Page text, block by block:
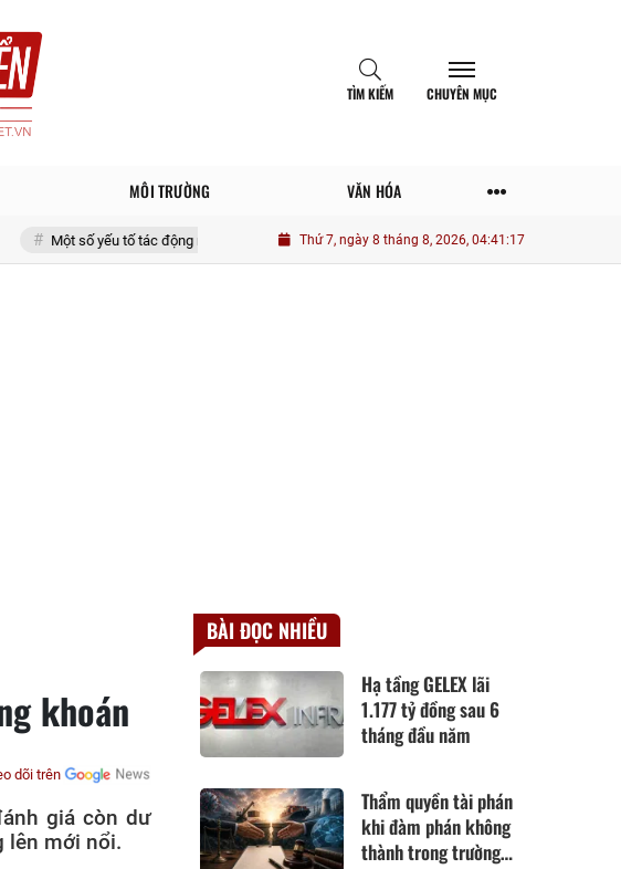
TÌM KIẾM CHUYÊN MỤC
MÔI TRƯỜNG VĂN HÓA
số yếu tố tác động nâng cao vai trò thanh niên quân đội trong phát huy giá trị văn hóa “Bộ đội Cụ
Thứ 7, ngày 8 tháng 8, 2026, 04:41:18
khoán
dõi trên
giá còn dư
lên mới nổi.
BÀI ĐỌC NHIỀU
Hạ tầng GELEX lãi
1.177 tỷ đồng sau 6
tháng đầu năm
Thẩm quyền tài phán
khi đàm phán không
thành trong trường